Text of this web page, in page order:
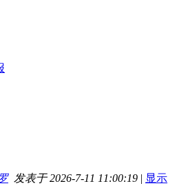
发表于 2026-7-11 11:00:19 | 显示